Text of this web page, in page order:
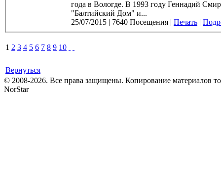
года в Вологде. В 1993 году Геннадий Смирнов окончил СПбГАТИ (педагог - Т.М. Абросимова), играл в театре
"Балтийский Дом" и...
25/07/2015 | 7640 Посещения | Печать |
1 2 3 4 5 6 7 8 9 10
Вернуться
© 2008-2026. Все права защищены. Копирование материалов
NorStar